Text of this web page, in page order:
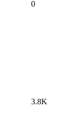
0
3.8K